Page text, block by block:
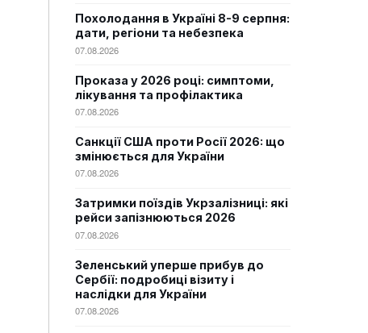
Похолодання в Україні 8-9 серпня:
дати, регіони та небезпека
07.08.2026
Проказа у 2026 році: симптоми,
лікування та профілактика
07.08.2026
Санкції США проти Росії 2026: що
змінюється для України
07.08.2026
Затримки поїздів Укрзалізниці: які
рейси запізнюються 2026
07.08.2026
Зеленський уперше прибув до
Сербії: подробиці візиту і
наслідки для України
07.08.2026